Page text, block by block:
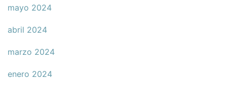
mayo 2024
abril 2024
marzo 2024
enero 2024